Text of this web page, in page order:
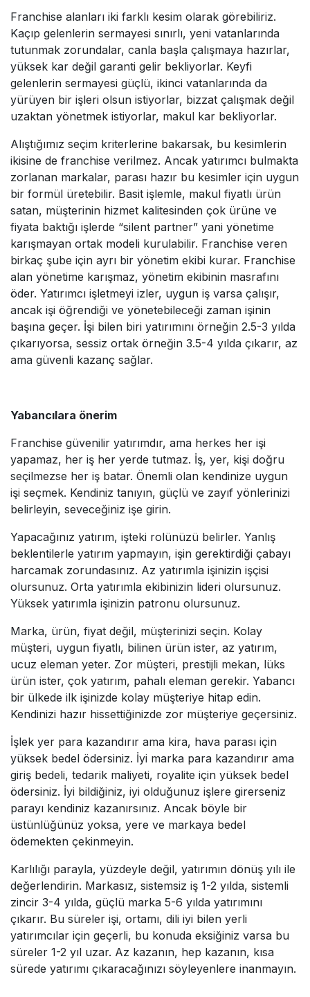
Franchise alanları iki farklı kesim olarak görebiliriz.
Kaçıp gelenlerin sermayesi sınırlı, yeni vatanlarında
tutunmak zorundalar, canla başla çalışmaya hazırlar,
yüksek kar değil garanti gelir bekliyorlar. Keyfi
gelenlerin sermayesi güçlü, ikinci vatanlarında da
yürüyen bir işleri olsun istiyorlar, bizzat çalışmak değil
uzaktan yönetmek istiyorlar, makul kar bekliyorlar.
Alıştığımız seçim kriterlerine bakarsak, bu kesimlerin
ikisine de franchise verilmez. Ancak yatırımcı bulmakta
zorlanan markalar, parası hazır bu kesimler için uygun
bir formül üretebilir. Basit işlemle, makul fiyatlı ürün
satan, müşterinin hizmet kalitesinden çok ürüne ve
fiyata baktığı işlerde “silent partner” yani yönetime
karışmayan ortak modeli kurulabilir. Franchise veren
birkaç şube için ayrı bir yönetim ekibi kurar. Franchise
alan yönetime karışmaz, yönetim ekibinin masrafını
öder. Yatırımcı işletmeyi izler, uygun iş varsa çalışır,
ancak işi öğrendiği ve yönetebileceği zaman işinin
başına geçer. İşi bilen biri yatırımını örneğin 2.5-3 yılda
çıkarıyorsa, sessiz ortak örneğin 3.5-4 yılda çıkarır, az
ama güvenli kazanç sağlar.
Yabancılara önerim
Franchise güvenilir yatırımdır, ama herkes her işi
yapamaz, her iş her yerde tutmaz. İş, yer, kişi doğru
seçilmezse her iş batar. Önemli olan kendinize uygun
işi seçmek. Kendiniz tanıyın, güçlü ve zayıf yönlerinizi
belirleyin, seveceğiniz işe girin.
Yapacağınız yatırım, işteki rolünüzü belirler. Yanlış
beklentilerle yatırım yapmayın, işin gerektirdiği çabayı
harcamak zorundasınız. Az yatırımla işinizin işçisi
olursunuz. Orta yatırımla ekibinizin lideri olursunuz.
Yüksek yatırımla işinizin patronu olursunuz.
Marka, ürün, fiyat değil, müşterinizi seçin. Kolay
müşteri, uygun fiyatlı, bilinen ürün ister, az yatırım,
ucuz eleman yeter. Zor müşteri, prestijli mekan, lüks
ürün ister, çok yatırım, pahalı eleman gerekir. Yabancı
bir ülkede ilk işinizde kolay müşteriye hitap edin.
Kendinizi hazır hissettiğinizde zor müşteriye geçersiniz.
İşlek yer para kazandırır ama kira, hava parası için
yüksek bedel ödersiniz. İyi marka para kazandırır ama
giriş bedeli, tedarik maliyeti, royalite için yüksek bedel
ödersiniz. İyi bildiğiniz, iyi olduğunuz işlere girerseniz
parayı kendiniz kazanırsınız. Ancak böyle bir
üstünlüğünüz yoksa, yere ve markaya bedel
ödemekten çekinmeyin.
Karlılığı parayla, yüzdeyle değil, yatırımın dönüş yılı ile
değerlendirin. Markasız, sistemsiz iş 1-2 yılda, sistemli
zincir 3-4 yılda, güçlü marka 5-6 yılda yatırımını
çıkarır. Bu süreler işi, ortamı, dili iyi bilen yerli
yatırımcılar için geçerli, bu konuda eksiğiniz varsa bu
süreler 1-2 yıl uzar. Az kazanın, hep kazanın, kısa
sürede yatırımı çıkaracağınızı söyleyenlere inanmayın.